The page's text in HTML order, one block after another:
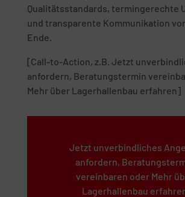
Qualitätsstandards, termingerechte
und transparente Kommunikation
Ende.
[Call-to-Action, z.B. Jetzt
anfordern, Beratungstermin
Mehr über Lagerhallenbau erfahren]
Jetzt unverbindliches
anfordern,
vereinbaren oder Mehr
Lagerhallenbau